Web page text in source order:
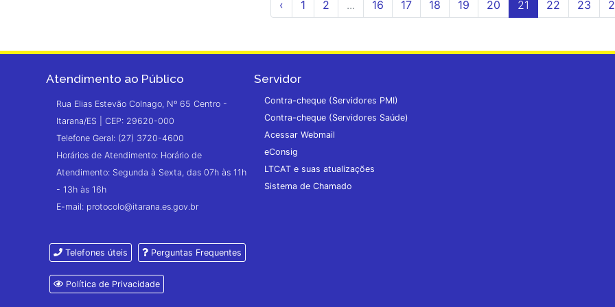
‹ 1 2 ... 16 17 18 19 20 21 22 23
Atendimento ao Público
Rua Elias Estevão Colnago, Nº 65 Centro -
Itarana/ES | CEP: 29620-000
Telefone Geral: (27) 3720-4600
Horários de Atendimento: Horário de
Atendimento: Segunda à Sexta, das 07h às 11h
- 13h às 16h
E-mail: protocolo@itarana.es.gov.br
Telefones úteis Perguntas Frequentes
Política de Privacidade
Servidor
Contra-cheque (Servidores PMI)
Contra-cheque (Servidores Saúde)
Acessar Webmail
eConsig
LTCAT e suas atualizações
Sistema de Chamado